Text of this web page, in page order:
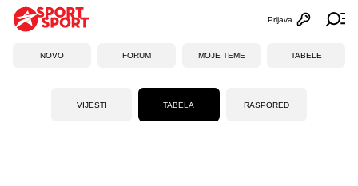
Otvori
Prijava
NOVO FORUM MOJE TEME TABELE
VIJESTI TABELA RASPORED